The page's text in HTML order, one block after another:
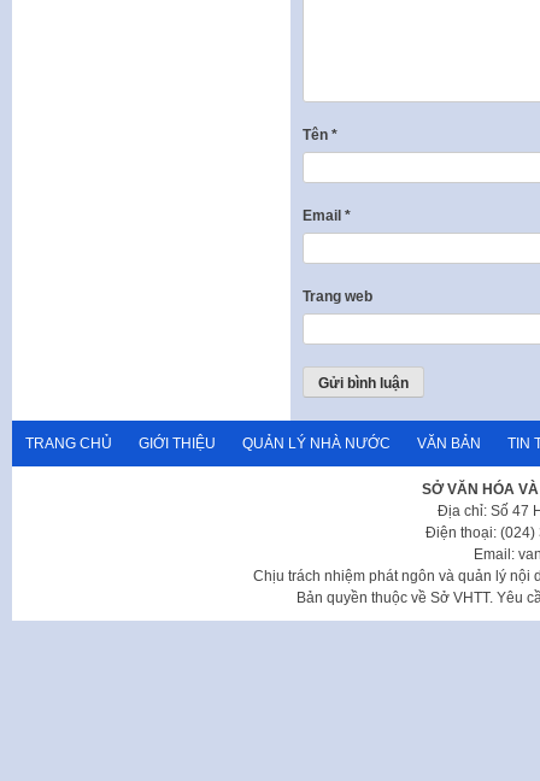
Tên *
Email *
Trang web
TRANG CHỦ GIỚI THIỆU QUẢN LÝ NHÀ NƯỚC VĂN BẢN TIN
SỞ VĂN HÓA
Địa chỉ: Số 47
Điện thoại: (024)
Email:
Chịu trách nhiệm phát ngôn và quản lý nội
Bản quyền thuộc về Sở VHTT. Yêu